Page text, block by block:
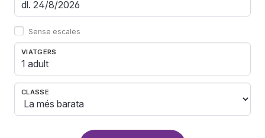
Sense escales
VIATGERS
1 adult
CLASSE